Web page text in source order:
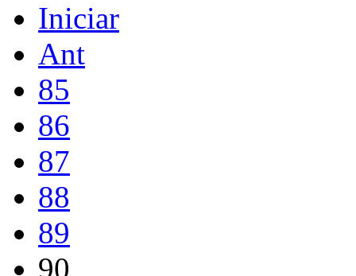
Iniciar
Ant
85
86
87
88
89
90